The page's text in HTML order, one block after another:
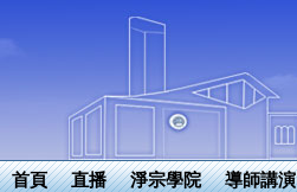
首頁 直播 淨宗學院 導師講演